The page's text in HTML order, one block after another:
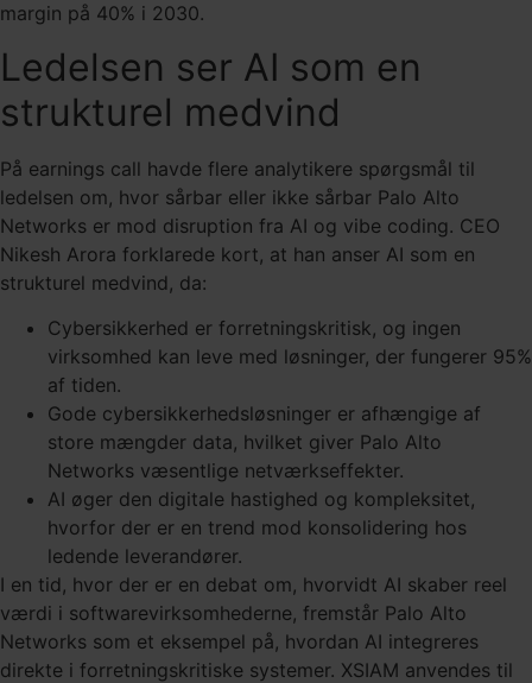
margin på 40% i 2030.
Ledelsen ser AI som en
strukturel medvind
På earnings call havde flere analytikere spørgsmål til
ledelsen om, hvor sårbar eller ikke sårbar Palo Alto
Networks er mod disruption fra AI og vibe coding. CEO
Nikesh Arora forklarede kort, at han anser AI som en
strukturel medvind, da:
Cybersikkerhed er forretningskritisk, og ingen
virksomhed kan leve med løsninger, der fungerer 95%
af tiden.
Gode cybersikkerhedsløsninger er afhængige af
store mængder data, hvilket giver Palo Alto
Networks væsentlige netværkseffekter.
AI øger den digitale hastighed og kompleksitet,
hvorfor der er en trend mod konsolidering hos
ledende leverandører.
I en tid, hvor der er en debat om, hvorvidt AI skaber reel
værdi i softwarevirksomhederne, fremstår Palo Alto
Networks som et eksempel på, hvordan AI integreres
direkte i forretningskritiske systemer. XSIAM anvendes til